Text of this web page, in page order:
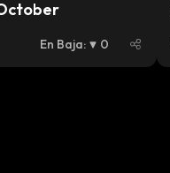
En Baja: 0